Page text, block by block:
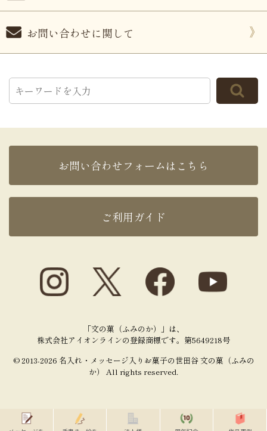
お問い合わせに関して
お問い合わせフォームはこちら
ご利用ガイド
「文の菓（ふみのか）」は、
株式会社アイオンラインの登録商標です。第5649218号
© 2013-2026 名入れ・メッセージ入りお菓子の世田谷 文の菓（ふみの
か） All rights reserved.